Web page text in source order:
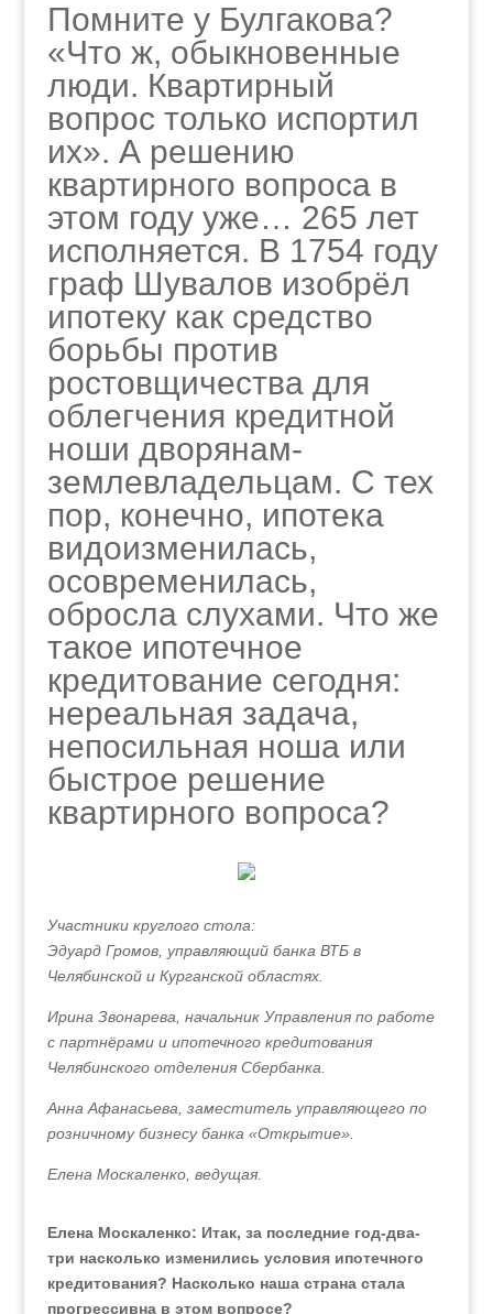
Помните у Булгакова?
«Что ж, обыкновенные
люди. Квартирный
вопрос только испортил
их». А решению
квартирного вопроса в
этом году уже… 265 лет
исполняется. В 1754 году
граф Шувалов изобрёл
ипотеку как средство
борьбы против
ростовщичества для
облегчения кредитной
ноши дворянам-
землевладельцам. С тех
пор, конечно, ипотека
видоизменилась,
осовременилась,
обросла слухами. Что же
такое ипотечное
кредитование сегодня:
нереальная задача,
непосильная ноша или
быстрое решение
квартирного вопроса?
Участники круглого стола:
Эдуард Громов, управляющий банка ВТБ в
Челябинской и Курганской областях.
Ирина Звонарева, начальник Управления по работе
с партнёрами и ипотечного кредитования
Челябинского отделения Сбербанка.
Анна Афанасьева, заместитель управляющего по
розничному бизнесу банка «Открытие».
Елена Москаленко, ведущая.
Елена Москаленко: Итак, за последние год-два-
три насколько изменились условия ипотечного
кредитования? Насколько наша страна стала
прогрессивна в этом вопросе?